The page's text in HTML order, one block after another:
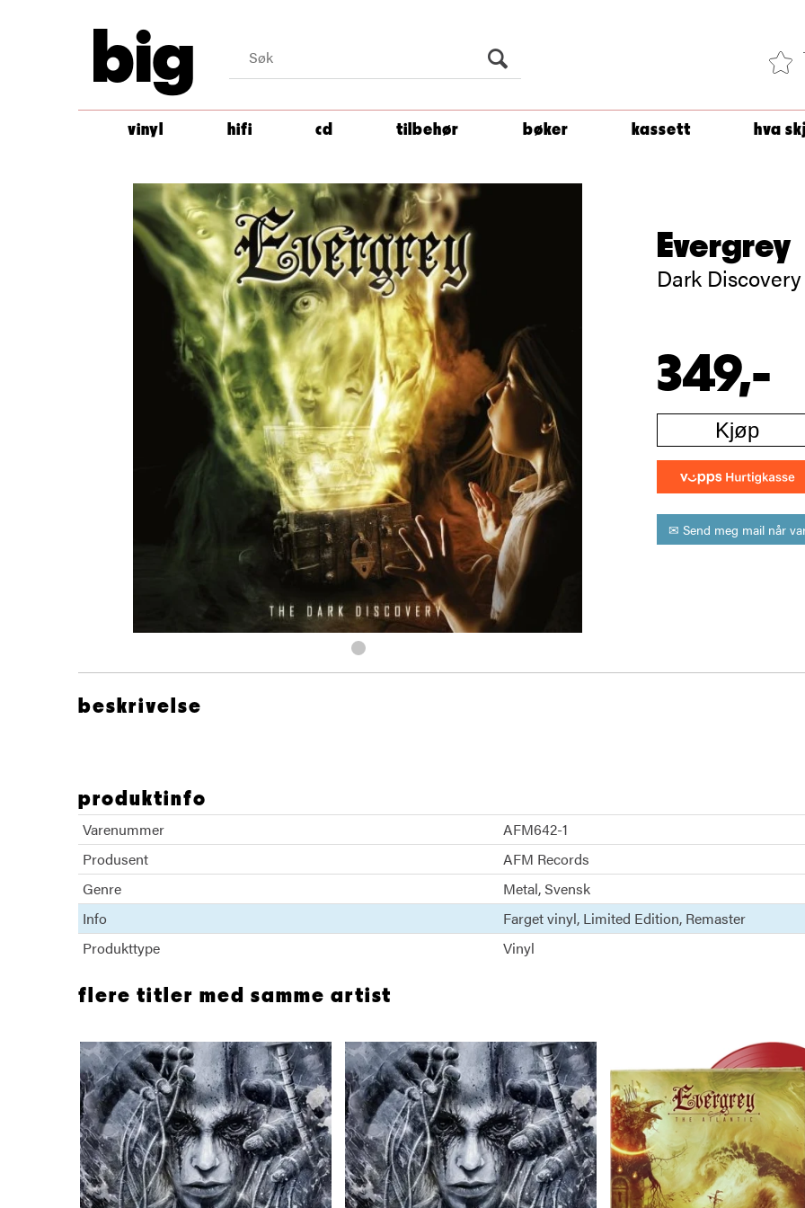
big
vinyl hifi cd tilbehør bøker kassett hva
Evergrey
Dark
349,-
Kjøp
✉ Send meg mail når
beskrivelse
produktinfo
Varenummer
AFM642-1
Produsent
AFM Records
Genre
Metal Svensk
Info
Farget vinyl Limited Edition Remaster
Produkttype
Vinyl
flere titler med samme artist